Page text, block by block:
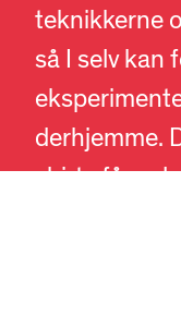
teknikkerne
så I selv
derhjemme.
shirts får